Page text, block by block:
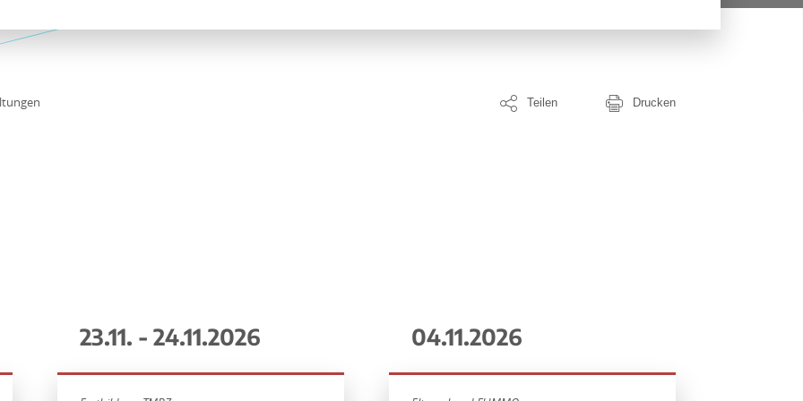
Teilen Drucken
23.11. - 24.11.2026 04.11.2026